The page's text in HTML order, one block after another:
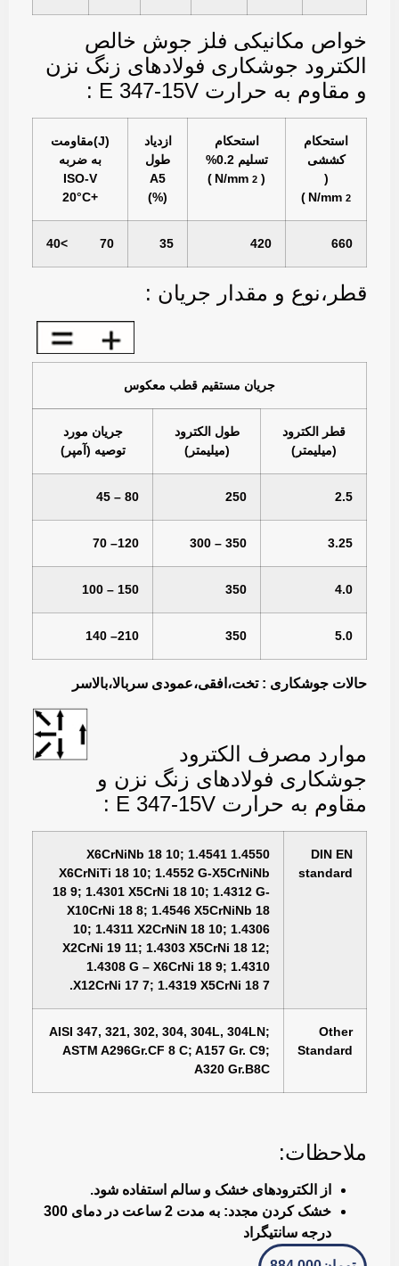
خواص مکانیکی فلز جوش خالص
الکترود جوشکاری فولادهای زنگ نزن
و مقاوم به حرارت E 347-15V :
استحكام
كششی
(
N/mm 2
)
استحكام
تسليم 0.2%
( N/mm
2
)
ازدياد
طول
A5
(%)
(J)مقاومت
به ضربه
ISO-V
+20‎°C
660
420
35
70 >40
قطر،نوع و مقدار جریان :
جريان مستقيم قطب معکوس
قطر الكترود
(ميليمتر)
طول الكترود
(ميليمتر)
جريان مورد
توصيه (آمپر)
2.5
250
80 – 45
3.25
350 – 300
120– 70
4.0
350
150 – 100
5.0
350
210– 140
حالات جوشکاری : تخت،افقی،عمودی سربالا،بالاسر
موارد مصرف الکترود
جوشکاری فولادهای زنگ نزن و
مقاوم به حرارت E 347-15V :
DIN EN
standard
1.4550 X6CrNiNb 18 10; 1.4541
X6CrNiTi 18 10; 1.4552 G-X5CrNiNb
18 9; 1.4301 X5CrNi 18 10; 1.4312 G-
X10CrNi 18 8; 1.4546 X5CrNiNb 18
10; 1.4311 X2CrNiN 18 10; 1.4306
X2CrNi 19 11; 1.4303 X5CrNi 18 12;
1.4308 G – X6CrNi 18 9; 1.4310
X12CrNi 17 7; 1.4319 X5CrNi 18 7.
Other
Standard
AISI 347, 321, 302, 304, 304L, 304LN;
ASTM A296Gr.CF 8 C; A157 Gr. C9;
A320 Gr.B8C
ملاحظات:
از الكترودهای خشک و سالم استفاده شود.
خشک کردن مجدد: به مدت 2 ساعت در دمای 300
درجه سانتيگراد